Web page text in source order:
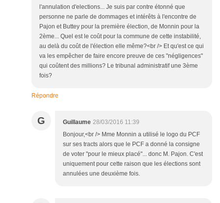
l'annulation d'elections... Je suis par contre étonné que
personne ne parle de dommages et intérêts à l'encontre de
Pajon et Buttey pour la première élection, de Monnin pour la
2ème... Quel est le coût pour la commune de cette instabilité,
au delà du coût de l'élection elle même?<br /> Et qu'est ce qui
va les empêcher de faire encore preuve de ces "négligences"
qui coûtent des millions? Le tribunal administratif une 3ème
fois?
Répondre
G Guillaume 28/03/2016 11:39
Bonjour,<br /> Mme Monnin a utilisé le logo du PCF
sur ses tracts alors que le PCF a donné la consigne
de voter "pour le mieux placé"... donc M. Pajon. C'est
uniquement pour cette raison que les élections sont
annulées une deuxième fois.